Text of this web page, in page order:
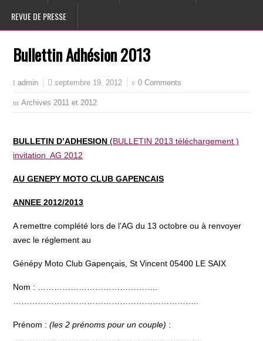
REVUE DE PRESSE
Bullettin Adhésion 2013
admin septembre 19, 2012 0 Comments
Archives 2011 et 2012
BULLETIN D’ADHESION(BULLETIN 2013 téléchargement )
invitation AG 2012
AU GENEPY MOTO CLUB GAPENCAIS
ANNEE 2012/2013
A remettre complété lors de l’AG du 13 octobre ou à renvoyer
avec le réglement au
Génépy Moto Club Gapençais, St Vincent 05400 LE SAIX
Nom : ……………………………………..
Prénom :(les 2 prénoms pour un couple) :